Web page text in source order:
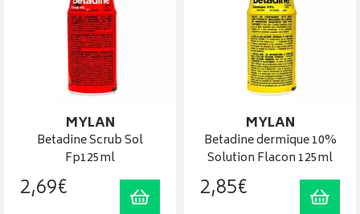
MYLAN
Betadine Scrub Sol
Fp125ml
2,69€ Ajouter au panier
MYLAN
Betadine dermique 10%
Solution Flacon 125ml
2,85€